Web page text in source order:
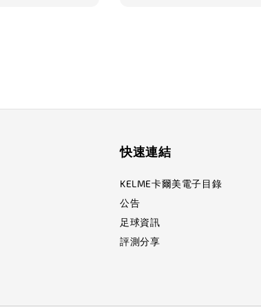
快速連結
KELME卡爾美電子目錄
公告
足球資訊
評測分享